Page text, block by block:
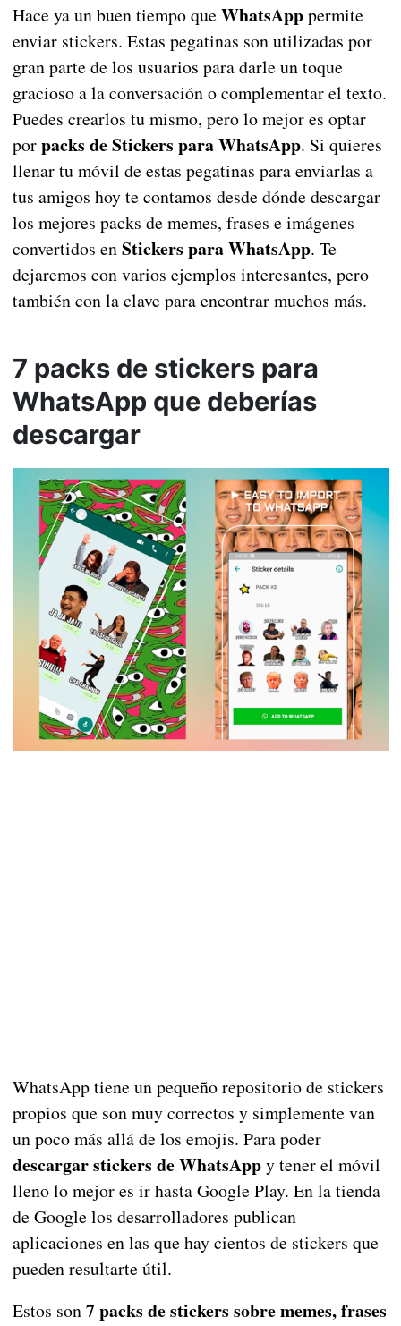
Hace ya un buen tiempo que WhatsApppermite
enviar stickers. Estas pegatinas son utilizadas por
gran parte de los usuarios para darle un toque
gracioso a la conversación o complementar el texto.
Puedes crearlos tu mismo, pero lo mejor es optar
porpacks de Stickers para WhatsApp. Si quieres
llenar tu móvil de estas pegatinas para enviarlas a
tus amigos hoy te contamos desde dónde descargar
los mejores packs de memes, frases e imágenes
convertidos enStickers para WhatsApp. Te
dejaremos con varios ejemplos interesantes, pero
también con la clave para encontrar muchos más.
7 packs de stickers para
WhatsApp que deberías
descargar
WhatsApp tiene un pequeño repositorio de stickers
propios que son muy correctos y simplemente van
un poco más allá de los emojis. Para poder
descargar stickers de WhatsAppy tener el móvil
lleno lo mejor es ir hasta Google Play. En la tienda
de Google los desarrolladores publican
aplicaciones en las que hay cientos de stickers que
pueden resultarte útil.
Estos son7 packs de stickers sobre memes, frases